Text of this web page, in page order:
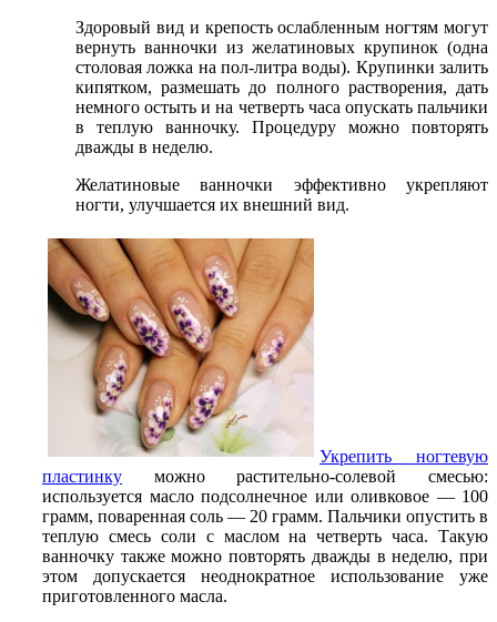
Здоровый вид и крепость ослабленным ногтям могут
вернуть ванночки из желатиновых крупинок (одна
столовая ложка на пол-литра воды). Крупинки залить
кипятком, размешать до полного растворения, дать
немного остыть и на четверть часа опускать пальчики
в теплую ванночку. Процедуру можно повторять
дважды в неделю.
Желатиновые ванночки эффективно укрепляют
ногти, улучшается их внешний вид.
Укрепить ногтевую
пластинку можно растительно-солевой смесью:
используется масло подсолнечное или оливковое — 100
грамм, поваренная соль — 20 грамм. Пальчики опустить в
теплую смесь соли с маслом на четверть часа. Такую
ванночку также можно повторять дважды в неделю, при
этом допускается неоднократное использование уже
приготовленного масла.